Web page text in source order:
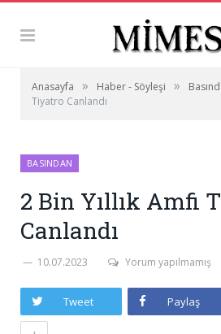
Anasayfa » Haber - Söyleşi »
Tiyatro Canlandı
BASINDAN
2 Bin Yıllık Amfi
Canlandı
10.07.2023 Yorum yapılmamış
Tweet Paylaş